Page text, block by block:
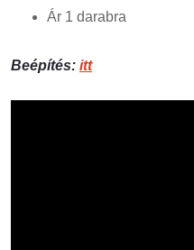
Ár 1 darabra
Beépítés: itt